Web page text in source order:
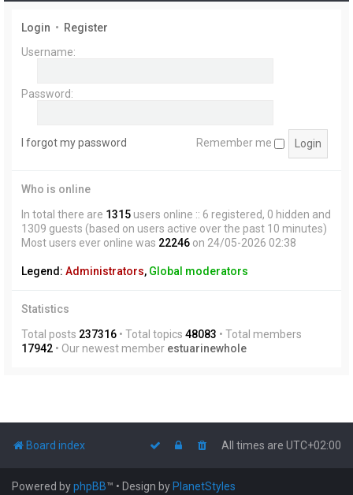
Login • Register
Username:
Password:
I forgot my password Remember me
Who is online
In total there are 1315 users online :: 6 registered, 0 hidden and
1309 guests (based on users active over the past 10 minutes)
Most users ever online was 22246 on 24/05-2026 02:38
Legend: Administrators, Global moderators
Statistics
Total posts 237316 • Total topics 48083 • Total members
17942 • Our newest member estuarinewhole
Board index All times are UTC+02:00
Powered byphpBB™ • Design by PlanetStyles